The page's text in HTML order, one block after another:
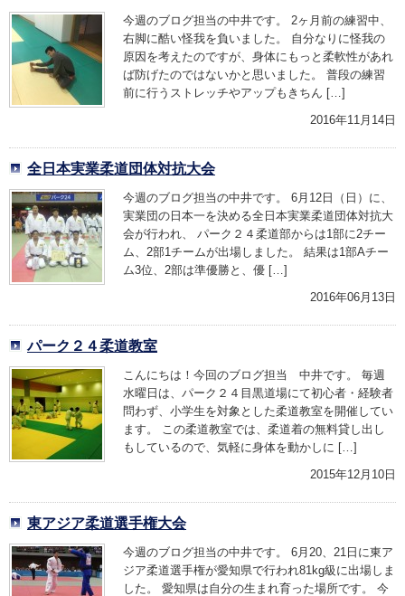
今週のブログ担当の中井です。 2ヶ月前の練習中、
右脚に酷い怪我を負いました。 自分なりに怪我の
原因を考えたのですが、身体にもっと柔軟性があれ
ば防げたのではないかと思いました。 普段の練習
前に行うストレッチやアップもきちん […]
2016年11月14日
全日本実業柔道団体対抗大会
今週のブログ担当の中井です。 6月12日（日）に、
実業団の日本一を決める全日本実業柔道団体対抗大
会が行われ、 パーク２４柔道部からは1部に2チー
ム、2部1チームが出場しました。 結果は1部Aチー
ム3位、2部は準優勝と、優 […]
2016年06月13日
パーク２４柔道教室
こんにちは！今回のブログ担当 中井です。 毎週
水曜日は、パーク２４目黒道場にて初心者・経験者
問わず、小学生を対象とした柔道教室を開催してい
ます。 この柔道教室では、柔道着の無料貸し出し
もしているので、気軽に身体を動かしに […]
2015年12月10日
東アジア柔道選手権大会
今週のブログ担当の中井です。 6月20、21日に東ア
ジア柔道選手権が愛知県で行われ81kg級に出場しま
した。 愛知県は自分の生まれ育った場所です。 今